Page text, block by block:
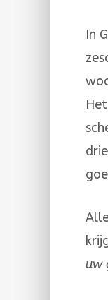
In
uw